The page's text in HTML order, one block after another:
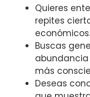
Quieres
repites
económicos.
Buscas
más
Deseas